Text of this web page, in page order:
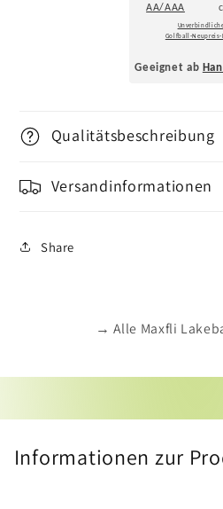
AA/AAA
Golfball-Neupreis-
Geeignet ab
Qualitätsbeschreibung
Versandinformationen
Share
→ Alle Maxfli
Informationen zur